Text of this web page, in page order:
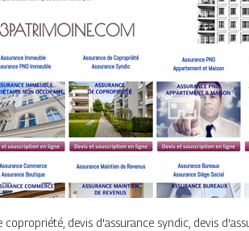
devis d'assurance syndic, devis